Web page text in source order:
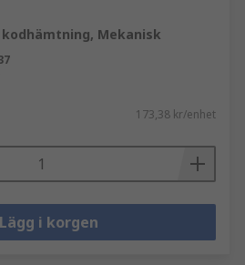
Mekanisk
173,38 kr/enhet
i korgen